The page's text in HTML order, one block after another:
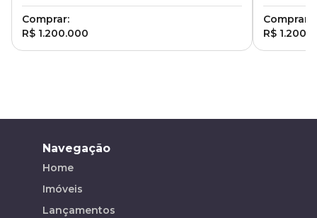
Comprar:
R$ 1.200.000
Comprar:
R$
Navegação
Home
Imóveis
Lançamentos